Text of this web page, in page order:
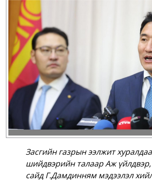
Засгийн газрын ээлжит
шийдвэрийн талаар Аж
сайд Г.Дамдинням мэдээлэл